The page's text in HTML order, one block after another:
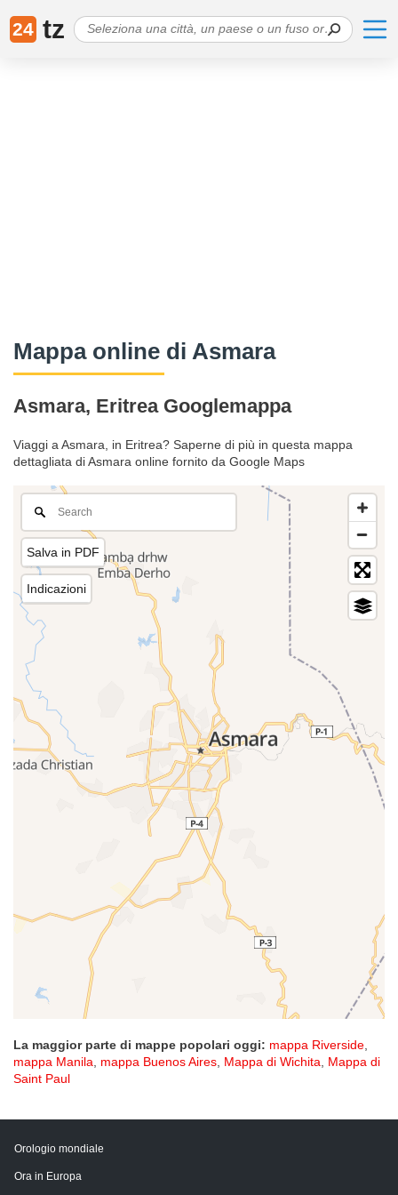
24 tz
Mappa online di Asmara
Asmara, Eritrea Googlemappa
Viaggi a Asmara, in Eritrea? Saperne di più in questa mappa
dettagliata di Asmara online fornito da Google Maps
Salva in PDF
Indicazioni
La maggior parte di mappe popolari oggi: mappa Riverside,
mappa Manila, mappa Buenos Aires, Mappa di Wichita, Mappa di
Saint Paul
Orologio mondiale
Ora in Europa